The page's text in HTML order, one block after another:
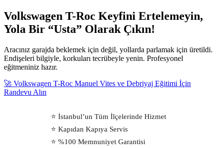
Volkswagen T-Roc Keyfini Ertelemeyin,
Yola Bir “Usta” Olarak Çıkın!
Aracınız garajda beklemek için değil, yollarda parlamak için üretildi.
Endişeleri bilgiyle, korkuları tecrübeyle yenin. Profesyonel
eğitmeniniz hazır.
🚀 Volkswagen T-Roc Manuel Vites ve Debriyaj Eğitimi İçin
Randevu Alın
⭐ İstanbul’un Tüm İlçelerinde Hizmet
⭐ Kapıdan Kapıya Servis
⭐ %100 Memnuniyet Garantisi